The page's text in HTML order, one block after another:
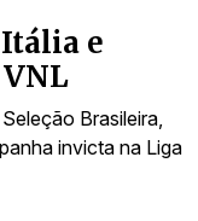
e
Brasileira,
invicta na Liga